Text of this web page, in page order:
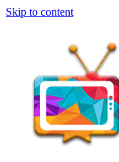
Skip to content